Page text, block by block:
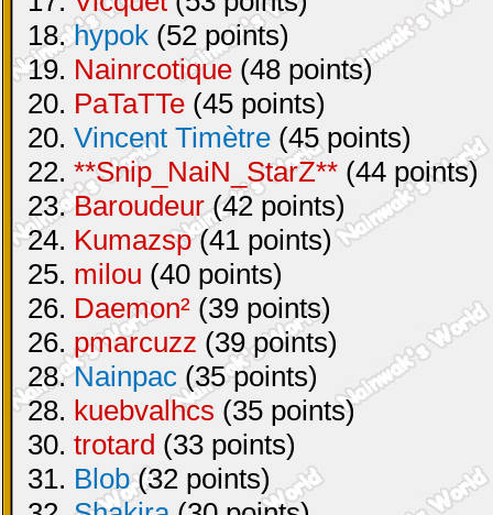
18.hypok (52 points)
19. Nainrcotique (48 points)
20. PaTaTTe (45 points)
20. Vincent Timètre (45 points)
22. **Snip_NaiN_StarZ** (44 points)
23.Baroudeur(42 points)
24. Kumazsp(41 points)
25. milou (40 points)
26. Daemon² (39 points)
26. pmarcuzz (39 points)
28.Nainpac (35 points)
28. kuebvalhcs (35 points)
30. trotard (33 points)
31. Blob(32 points)